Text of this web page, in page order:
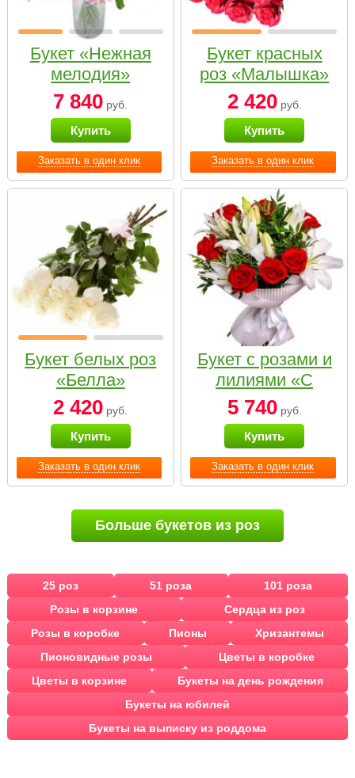
Заказать в один клик
Букет «Нежная
мелодия»
7 840 руб.
Купить
Заказать в один клик
Букет красных
роз «Малышка»
2 420руб.
Купить
Заказать в один клик
Букет белых роз
«Белла»
2 420 руб.
Купить
Заказать в один клик
Букет с розами и
лилиями «С
наилучшими
пожеланиями»
5 740руб.
Купить
Больше букетов из роз
25 роз 51 роза
101 роза
Розы в корзине
Сердца из роз
Розы в коробке
Пионы
Хризантемы
Пионовидные розы
Цветы в коробке
Цветы в корзине
Букеты на день рождения
Букеты на юбилей
Букеты на выписку из роддома